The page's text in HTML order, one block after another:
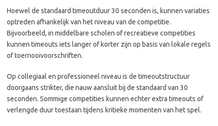
Hoewel de standaard timeoutduur 30 seconden is, kunnen variaties
optreden afhankelijk van het niveau van de competitie.
Bijvoorbeeld, in middelbare scholen of recreatieve competities
kunnen timeouts iets langer of korter zijn op basis van lokale regels
of toernooivoorschriften.
Op collegiaal en professioneel niveau is de timeoutstructuur
doorgaans strikter, die nauw aansluit bij de standaard van 30
seconden. Sommige competities kunnen echter extra timeouts of
verlengde duur toestaan tijdens kritieke momenten van het spel.